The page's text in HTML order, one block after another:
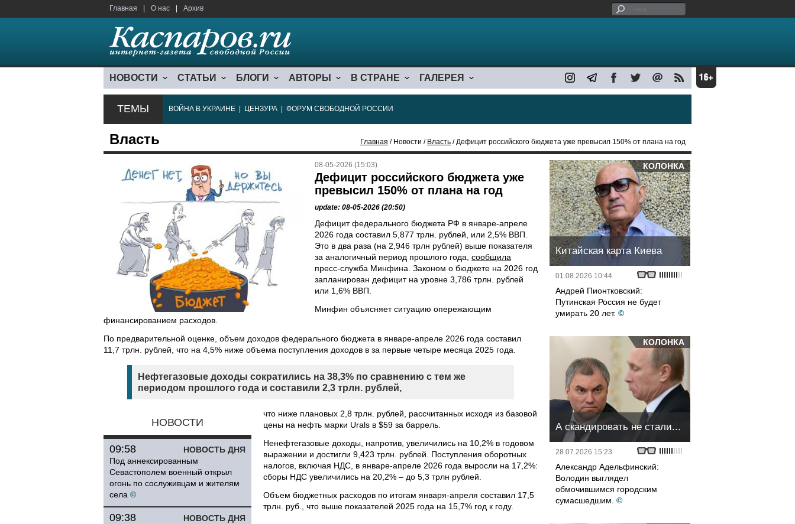
Главная О нас Архив
НОВОСТИ СТАТЬИ БЛОГИ АВТОРЫ В СТРАНЕ ГАЛЕРЕЯ
ТЕМЫ ВОЙНА В УКРАИНЕ ЦЕНЗУРА ФОРУМ СВОБОДНОЙ РОССИИ
Власть Главная / Новости / Власть / Дефицит российского бюджета уже превысил 150% от плана на год
08-05-2026 (15:03)
Дефицит российского бюджета уже
превысил 150% от плана на год
update: 08-05-2026 (20:50)
Дефицит федерального бюджета РФ в январе-апреле
2026 года составил 5,877 трлн. рублей, или 2,5% ВВП.
Это в два раза (на 2,946 трлн рублей) выше показателя
за аналогичный период прошлого года, сообщила
пресс-служба Минфина. Законом о бюджете на 2026 год
запланирован дефицит на уровне 3,786 трлн. рублей
или 1,6% ВВП.
Минфин объясняет ситуацию опережающим
финансированием расходов.
По предварительной оценке, объем доходов федерального бюджета в январе-апреле 2026 года составил
11,7 трлн. рублей, что на 4,5% ниже объема поступления доходов в за первые четыре месяца 2025 года.
Нефтегазовые доходы сократились на 38,3% по сравнению с тем же
периодом прошлого года и составили 2,3 трлн. рублей,
НОВОСТИ
НОВОСТЬ ДНЯ
09:58
Под аннексированным
Севастополем военный открыл
огонь по сослуживцам и жителям
села ©
НОВОСТЬ ДНЯ
09:38
что ниже плановых 2,8 трлн. рублей, рассчитанных исходя из базовой
цены на нефть марки Urals в $59 за баррель.
Ненефтегазовые доходы, напротив, увеличились на 10,2% в годовом
выражении и достигли 9,423 трлн. рублей. Поступления оборотных
налогов, включая НДС, в январе-апреле 2026 года выросли на 17,2%:
сборы НДС увеличились на 20,2% – до 5,3 трлн рублей.
Объем бюджетных расходов по итогам января-апреля составил 17,5
трлн. руб., что выше показателей 2025 года на 15,7% год к году.
КОЛОНКА
Китайская карта Киева
01.08.2026 10:44
Андрей Пионтковский:
Путинская Россия не будет
умирать 20 лет. ©
КОЛОНКА
А скандировать не стали...
28.07.2026 15:23
Александр Адельфинский:
Володин выглядел
обмочившимся городским
сумасшедшим. ©